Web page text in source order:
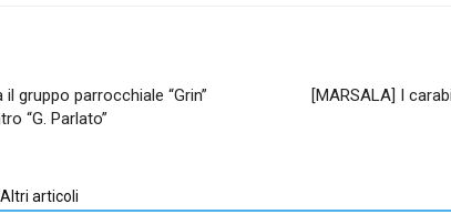
il gruppo parrocchiale “Grin”
“G. Parlato”
[MARSALA] I
Altri articoli